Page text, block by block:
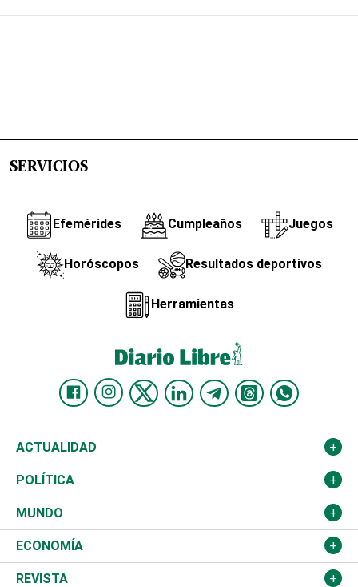
SERVICIOS
Efemérides Cumpleaños Juegos
Horóscopos Resultados deportivos
Herramientas
ACTUALIDAD
Nacional
Ciudad
Educación
Salud
POLÍTICA
Partidos
JCE
TSE
MUNDO
Estados Unidos
América Latina
ECONOMÍA
Finanzas
REVISTA